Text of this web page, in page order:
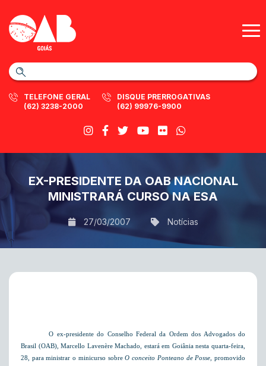
TELEFONE GERAL
(62) 3238-2000
DISQUE PRERROGATIVAS
(62) 99976-9900
EX-PRESIDENTE DA OAB NACIONAL
MINISTRARÁ CURSO NA ESA
27/03/2007 Notícias
O ex-presidente do Conselho Federal da Ordem dos Advogados do
Brasil (OAB), Marcello Lavenère Machado, estará em Goiânia nesta quarta-feira,
28, para ministrar o minicurso sobreO conceito Ponteano de Posse , promovido